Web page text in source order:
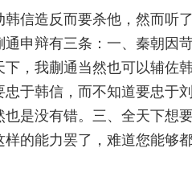
信造反而要杀他，然而听
申辩有三条：一、秦朝因
，我蒯通当然也可以辅佐
于韩信，而不知道要忠于
是没有错。三、全天下想
的能力罢了，难道您能够